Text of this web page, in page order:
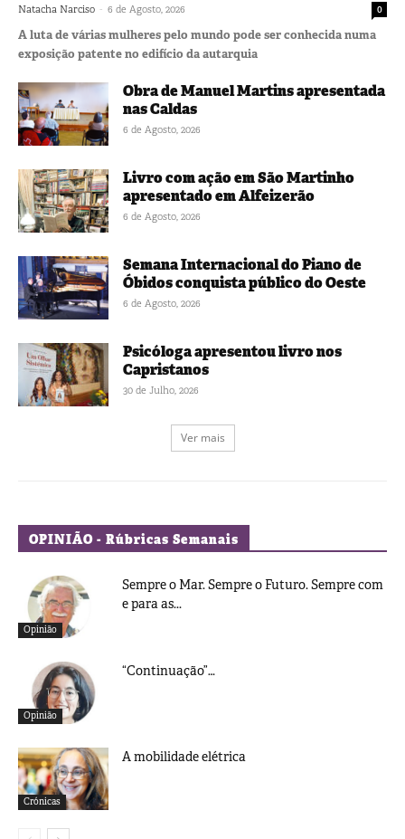
Natacha Narciso - 6 de Agosto, 2026 0
A luta de várias mulheres pelo mundo pode ser conhecida numa
exposição patente no edifício da autarquia
Obra de Manuel Martins apresentada
nas Caldas
6 de Agosto, 2026
Livro com ação em São Martinho
apresentado em Alfeizerão
6 de Agosto, 2026
Semana Internacional do Piano de
Óbidos conquista público do Oeste
6 de Agosto, 2026
Psicóloga apresentou livro nos
Capristanos
30 de Julho, 2026
Ver mais
OPINIÃO - Rúbricas Semanais
Opinião
Sempre o Mar. Sempre o Futuro. Sempre com
e para as...
Opinião
“Continuação”…
Crónicas
A mobilidade elétrica